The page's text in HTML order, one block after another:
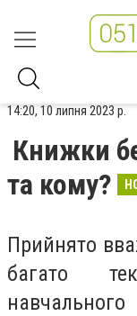
14:20, 10 липня 2023 р.
Книжки
та кому?
Прийнято
багато